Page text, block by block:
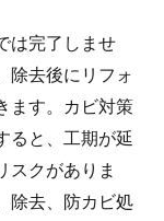
は完了しませ
除去後にリフォ
ます。カビ対策
ると、工期が延
スクがありま
除去、防カビ処